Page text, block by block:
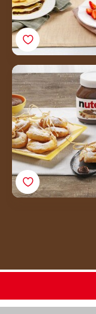
Carnival
Nutella® and